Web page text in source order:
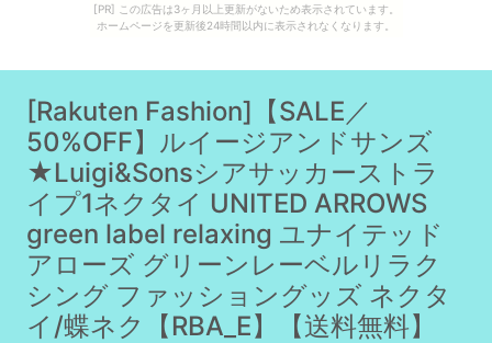
[PR] この広告は3ヶ月以上更新がないため表示されています。
ホームページを更新後24時間以内に表示されなくなります。
[Rakuten Fashion]【SALE／
50%OFF】ルイージアンドサンズ
★Luigi&Sonsシアサッカーストラ
イプ1ネクタイ UNITED ARROWS
green label relaxing ユナイテッド
アローズ グリーンレーベルリラク
シング ファッショングッズ ネクタ
イ/蝶ネク【RBA_E】【送料無料】